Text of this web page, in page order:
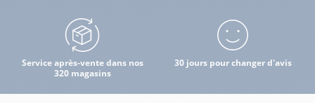
Service après-vente dans nos
320 magasins
30 jours pour changer d'avis